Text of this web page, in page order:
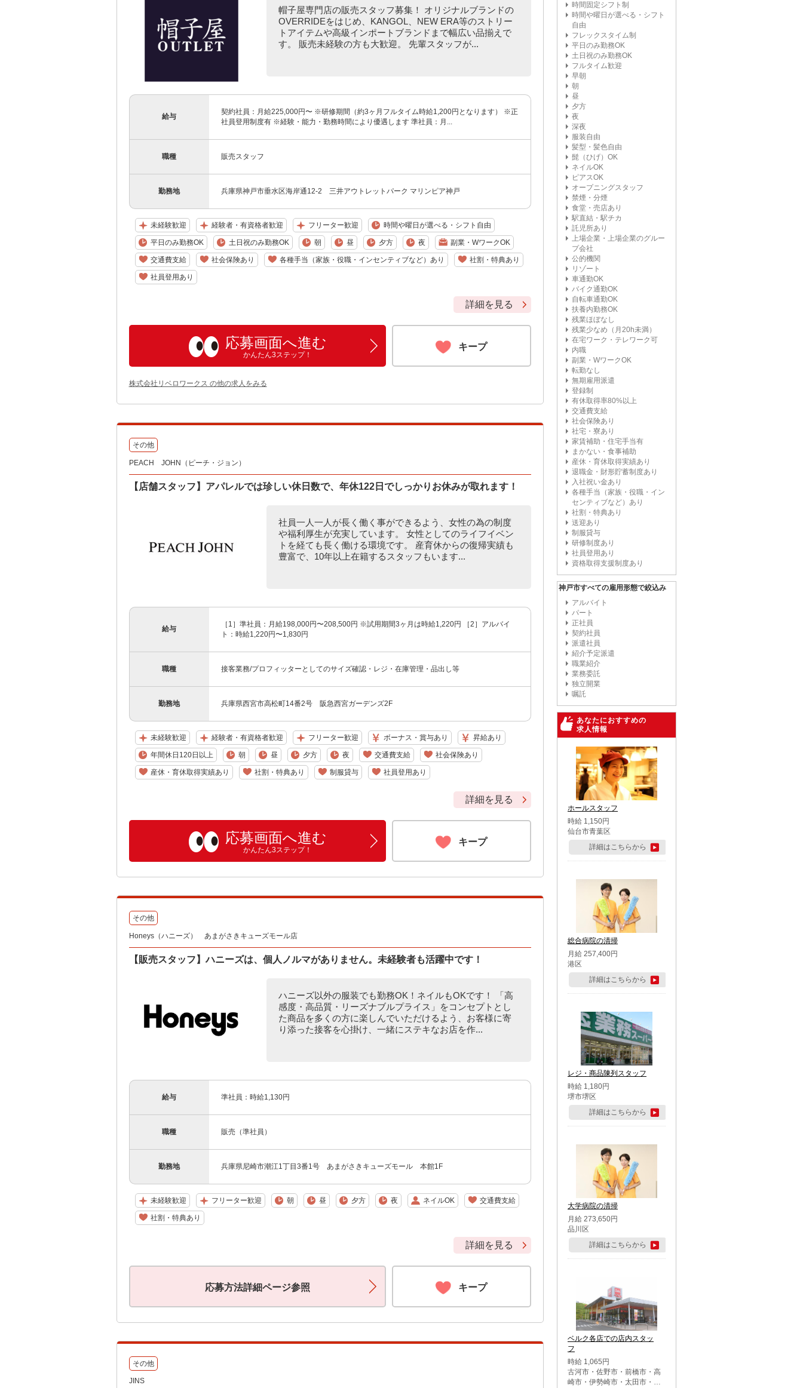
帽子屋専門店の販売スタッフ募集！ オリジナルブランドの
OVERRIDEをはじめ、KANGOL、NEW ERA等のストリー
トアイテムや高級インポートブランドまで幅広い品揃えで
す。 販売未経験の方も大歓迎。 先輩スタッフが...
給与
契約社員：月給225,000円〜 ※研修期間（約3ヶ月フルタイム時給1,200円となります） ※正
社員登用制度有 ※経験・能力・勤務時間により優遇します 準社員：月...
職種 販売スタッフ
勤務地 兵庫県神戸市垂水区海岸通12-2 三井アウトレットパーク マリンピア神戸
未経験歓迎 経験者・有資格者歓迎 フリーター歓迎 時間や曜日が選べる・シフト自由
平日のみ勤務OK 土日祝のみ勤務OK 朝 昼 夕方 夜 副業・WワークOK
交通費支給 社会保険あり 各種手当（家族・役職・インセンティブなど）あり 社割・特典あり
社員登用あり
詳細を見る
応募画面へ進む
かんたん3ステップ！
キープ
株式会社リベロワークス の他の求人をみる
その他
PEACH JOHN（ピーチ・ジョン）
【店舗スタッフ】アパレルでは珍しい休日数で、年休122日でしっかりお休みが取れます！
社員一人一人が長く働く事ができるよう、女性の為の制度
や福利厚生が充実しています。 女性としてのライフイベン
トを経ても長く働ける環境です。 産育休からの復帰実績も
豊富で、10年以上在籍するスタッフもいます...
給与
［1］準社員：月給198,000円〜208,500円 ※試用期間3ヶ月は時給1,220円 ［2］アルバイ
ト：時給1,220円〜1,830円
職種 接客業務/プロフィッターとしてのサイズ確認・レジ・在庫管理・品出し等
勤務地 兵庫県西宮市高松町14番2号 阪急西宮ガーデンズ2F
未経験歓迎 経験者・有資格者歓迎 フリーター歓迎 ボーナス・賞与あり 昇給あり
年間休日120日以上 朝 昼 夕方 夜 交通費支給 社会保険あり
産休・育休取得実績あり 社割・特典あり 制服貸与 社員登用あり
詳細を見る
応募画面へ進む
かんたん3ステップ！
キープ
その他
Honeys（ハニーズ） あまがさきキューズモール店
【販売スタッフ】ハニーズは、個人ノルマがありません。未経験者も活躍中です！
ハニーズ以外の服装でも勤務OK！ネイルもOKです！ 「高
感度・高品質・リーズナブルプライス」をコンセプトとし
た商品を多くの方に楽しんでいただけるよう、お客様に寄
り添った接客を心掛け、一緒にステキなお店を作...
給与 準社員：時給1,130円
職種 販売（準社員）
勤務地 兵庫県尼崎市潮江1丁目3番1号 あまがさきキューズモール 本館1F
未経験歓迎 フリーター歓迎 朝 昼 夕方 夜 ネイルOK 交通費支給
社割・特典あり
詳細を見る
応募方法詳細ページ参照 キープ
その他
JINS
時間固定シフト制
時間や曜日が選べる・シフト
自由
フレックスタイム制
平日のみ勤務OK
土日祝のみ勤務OK
フルタイム歓迎
早朝
朝
昼
夕方
夜
深夜
服装自由
髪型・髪色自由
髭（ひげ）OK
ネイルOK
ピアスOK
オープニングスタッフ
禁煙・分煙
食堂・売店あり
駅直結・駅チカ
託児所あり
上場企業・上場企業のグルー
プ会社
公的機関
リゾート
車通勤OK
バイク通勤OK
自転車通勤OK
扶養内勤務OK
残業ほぼなし
残業少なめ（月20h未満）
在宅ワーク・テレワーク可
内職
副業・WワークOK
転勤なし
無期雇用派遣
登録制
有休取得率80%以上
交通費支給
社会保険あり
社宅・寮あり
家賃補助・住宅手当有
まかない・食事補助
産休・育休取得実績あり
退職金・財形貯蓄制度あり
入社祝い金あり
各種手当（家族・役職・イン
センティブなど）あり
社割・特典あり
送迎あり
制服貸与
研修制度あり
社員登用あり
資格取得支援制度あり
神戸市すべての雇用形態で絞込み
アルバイト
パート
正社員
契約社員
派遣社員
紹介予定派遣
職業紹介
業務委託
独立開業
嘱託
あなたにおすすめの
求人情報
ホールスタッフ
時給 1,150円
仙台市青葉区
詳細はこちらから
総合病院の清掃
月給 257,400円
港区
詳細はこちらから
レジ・商品陳列スタッフ
時給 1,180円
堺市堺区
詳細はこちらから
大学病院の清掃
月給 273,650円
品川区
詳細はこちらから
ベルク各店での店内スタッ
フ
時給 1,065円
古河市・佐野市・前橋市・高
崎市・伊勢崎市・太田市・館